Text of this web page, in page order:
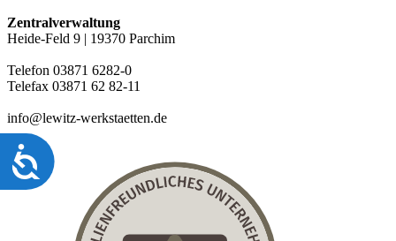
Barrierefreiheit
Zentralverwaltung
Heide-Feld 9 | 19370 Parchim
Telefon 03871 6282-0
Telefax 03871 62 82-11
info@lewitz-werkstaetten.de